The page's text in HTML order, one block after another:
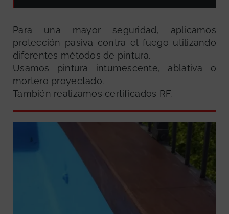
Para una mayor seguridad, aplicamos
protección pasiva contra el fuego utilizando
diferentes métodos de pintura.
Usamos pintura intumescente, ablativa o
mortero proyectado.
También realizamos certificados RF.